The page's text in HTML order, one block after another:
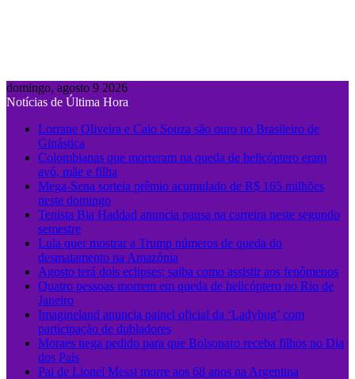
domingo, agosto 9 2026
Notícias de Última Hora
Lorrane Oliveira e Caio Souza são ouro no Brasileiro de
Ginástica
Colombianas que morreram na queda de helicóptero eram
avó, mãe e filha
Mega-Sena sorteia prêmio acumulado de R$ 165 milhões
neste domingo
Tenista Bia Haddad anuncia pausa na carreira neste segundo
semestre
Lula quer mostrar a Trump números de queda do
desmatamento na Amazônia
Agosto terá dois eclipses; saiba como assistir aos fenômenos
Quatro pessoas morrem em queda de helicóptero no Rio de
Janeiro
Imagineland anuncia painel oficial da ‘Ladybug’ com
participação de dubladores
Moraes nega pedido para que Bolsonaro receba filhos no Dia
dos Pais
Pai de Lionel Messi morre aos 68 anos na Argentina